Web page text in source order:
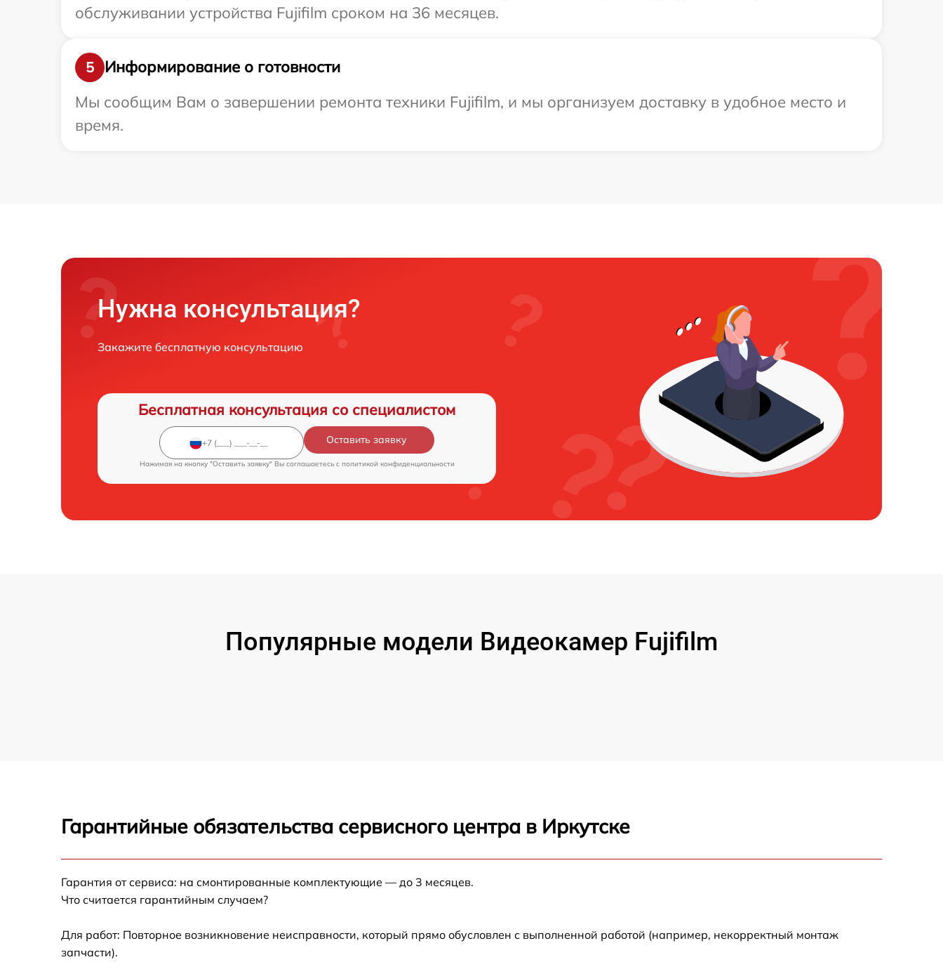
обслуживании устройства Fujifilm сроком на 36 месяцев.
5
Информирование о готовности
Мы сообщим Вам о завершении ремонта техники Fujifilm, и мы организуем доставку в удобное место и
время.
Нужна консультация?
Закажите бесплатную консультацию
Бесплатная консультация со специалистом
Оставить заявку
Нажимая на кнопку "Оставить заявку" Вы соглашаетесь c политикой конфиденциальности
Популярные модели Видеокамер Fujifilm
Гарантийные обязательства сервисного центра в Иркутске
Гарантия от сервиса: на смонтированные комплектующие — до 3 месяцев.
Что считается гарантийным случаем?
Для работ: Повторное возникновение неисправности, который прямо обусловлен с выполненной работой (например, некорректный монтаж
запчасти).